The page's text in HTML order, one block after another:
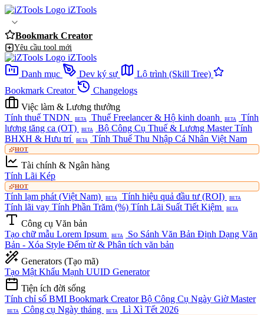
iZTools
Bookmark Creator
Yêu cầu tool mới
iZTools
Danh mục
Dev ký sự
Lộ trình (Skill Tree)
Bookmark Creator
Changelogs
Việc làm & Lương thưởng
Tính thuế TNDN
BETA Thuế Freelancer & Hộ kinh doanh BETA
Tính
lương tăng ca (OT)
BETA Bộ Công Cụ Thuế & Lương MasterTính
BHXH & Hưu trí
BETA Tính Thuế Thu Nhập Cá Nhân Việt Nam
HOT
Tài chính & Ngân hàng
Tính Lãi Kép
HOT
Tính lạm phát (Việt Nam) BETA Tính hiệu quả đầu tư (ROI) BETA
Tính lãi vay Tính Phần Trăm (%) Tính Lãi Suất Tiết Kiệm BETA
Công cụ Văn bản
Tạo chữ mẫu Lorem Ipsum
BETA So Sánh Văn Bản Định Dạng Văn
Bản - Xóa Style Đếm từ & Phân tích văn bản
Generators (Tạo mã)
Tạo Mật Khẩu Mạnh UUID Generator
Tiện ích đời sống
Tính chỉ số BMI Bookmark CreatorBộ Công Cụ Ngày Giờ Master
BETA Công cụ Ngày tháng BETA Lì Xì Tết 2026